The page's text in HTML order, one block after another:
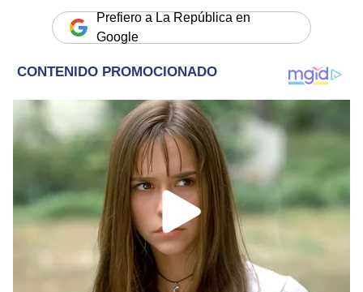
Prefiero a La República en
Google